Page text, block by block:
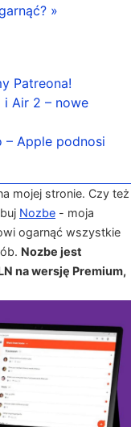
»
Patreona!
i Air 2 – nowe
– Apple podnosi
mojej stronie. Czy też
Nozbe - moja
ogarnąć wszystkie
Nozbe jest
na wersję Premium,